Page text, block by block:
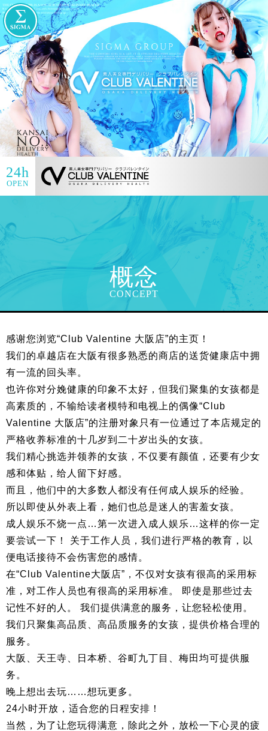
24h
OPEN
当您阅读并理解本页的所有信息后，请点击底
部的输入按钮进行输入。
概念
CONCEPT
感谢您浏览“Club Valentine 大阪店”的主页！
我们的卓越店在大阪有很多熟悉的商店的送货健康店中拥
有一流的回头率。
也许你对分娩健康的印象不太好，但我们聚集的女孩都是
高素质的，不输给读者模特和电视上的偶像“Club
Valentine 大阪店”的注册对象只有一位通过了本店规定的
严格收养标准的十几岁到二十岁出头的女孩。
我们精心挑选并领养的女孩，不仅要有颜值，还要有少女
感和体贴，给人留下好感。
而且，他们中的大多数人都没有任何成人娱乐的经验。
所以即使从外表上看，她们也总是迷人的害羞女孩。
成人娱乐不烧一点…第一次进入成人娱乐…这样的你一定
要尝试一下！ 关于工作人员，我们进行严格的教育，以
便电话接待不会伤害您的感情。
在“Club Valentine大阪店”，不仅对女孩有很高的采用标
准，对工作人员也有很高的采用标准。 即使是那些过去
记性不好的人。 我们提供满意的服务，让您轻松使用。
我们只聚集高品质、高品质服务的女孩，提供价格合理的
服务。
大阪、天王寺、日本桥、谷町九丁目、梅田均可提供服
务。
晚上想出去玩……想玩更多。
24小时开放，适合您的日程安排！
当然，为了让您玩得满意，除此之外，放松一下心灵的疲